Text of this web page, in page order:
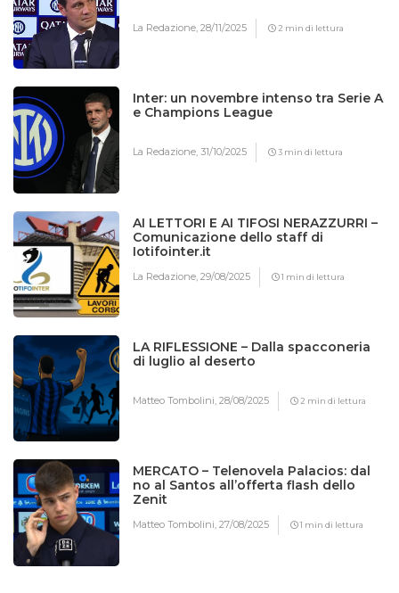
La Redazione,28/11/2025 2 min di lettura
Inter: un novembre intenso tra Serie A
e Champions League
La Redazione,31/10/2025 3 min di lettura
AI LETTORI E AI TIFOSI NERAZZURRI –
Comunicazione dello staff di
Iotifointer.it
La Redazione,29/08/2025 1 min di lettura
LA RIFLESSIONE – Dalla spacconeria
di luglio al deserto
Matteo Tombolini,28/08/2025 2 min di lettura
MERCATO – Telenovela Palacios: dal
no al Santos all’offerta flash dello
Zenit
Matteo Tombolini,27/08/2025 1 min di lettura